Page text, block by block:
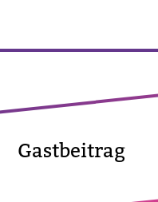
Gast­bei­trag